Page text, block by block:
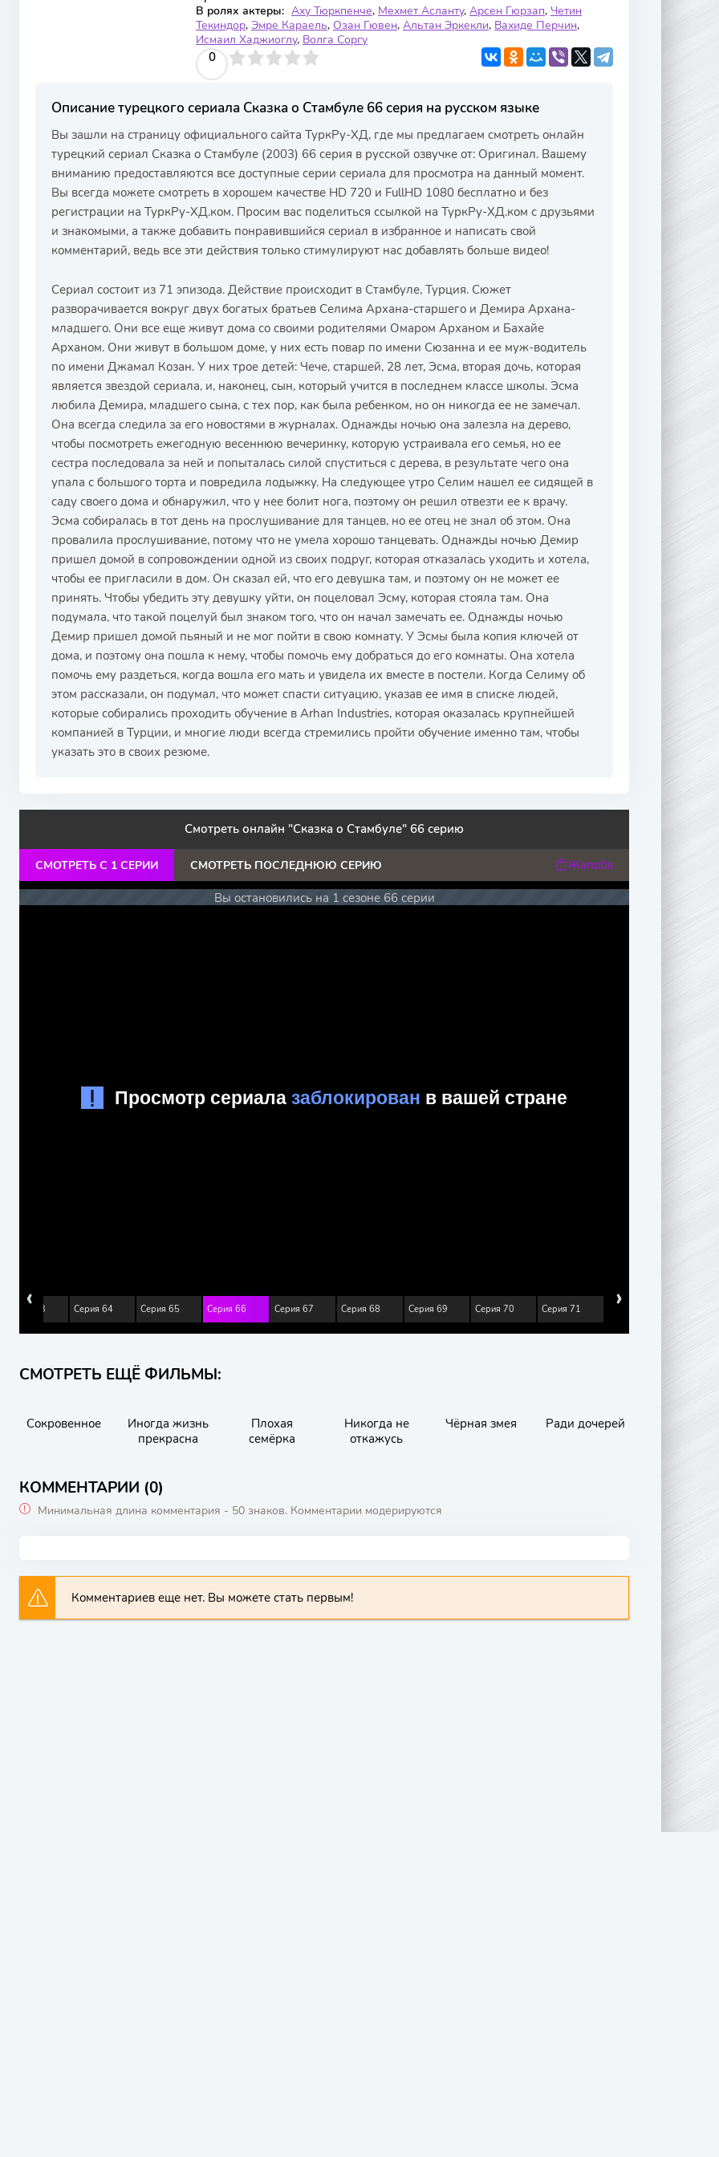
В ролях актеры: Аху Тюркпенче, Мехмет Асланту, Арсен Гюрзап, Четин
Текиндор, Эмре Караель, Озан Гювен, Альтан Эркекли, Вахиде Перчин,
Исмаил Хаджиоглу, Волга Соргу
0
4 5
Описание турецкого сериала Сказка о Стамбуле 66 серия на русском языке
Вы зашли на страницу официального сайта ТуркРу-ХД, где мы предлагаем смотреть онлайн
турецкий сериал Сказка о Стамбуле (2003) 66 серия в русской озвучке от: Оригинал. Вашему
вниманию предоставляются все доступные серии сериала для просмотра на данный момент.
Вы всегда можете смотреть в хорошем качестве HD 720 и FullHD 1080 бесплатно и без
регистрации на ТуркРу-ХД.ком. Просим вас поделиться ссылкой на ТуркРу-ХД.ком с друзьями
и знакомыми, а также добавить понравившийся сериал в избранное и написать свой
комментарий, ведь все эти действия только стимулируют нас добавлять больше видео!
Сериал состоит из 71 эпизода. Действие происходит в Стамбуле, Турция. Сюжет
разворачивается вокруг двух богатых братьев Селима Архана-старшего и Демира Архана-
младшего. Они все еще живут дома со своими родителями Омаром Арханом и Бахайе
Арханом. Они живут в большом доме, у них есть повар по имени Сюзанна и ее муж-водитель
по имени Джамал Козан. У них трое детей: Чече, старшей, 28 лет, Эсма, вторая дочь, которая
является звездой сериала, и, наконец, сын, который учится в последнем классе школы. Эсма
любила Демира, младшего сына, с тех пор, как была ребенком, но он никогда ее не замечал.
Она всегда следила за его новостями в журналах. Однажды ночью она залезла на дерево,
чтобы посмотреть ежегодную весеннюю вечеринку, которую устраивала его семья, но ее
сестра последовала за ней и попыталась силой спуститься с дерева, в результате чего она
упала с большого торта и повредила лодыжку. На следующее утро Селим нашел ее сидящей в
саду своего дома и обнаружил, что у нее болит нога, поэтому он решил отвезти ее к врачу.
Эсма собиралась в тот день на прослушивание для танцев, но ее отец не знал об этом. Она
провалила прослушивание, потому что не умела хорошо танцевать. Однажды ночью Демир
пришел домой в сопровождении одной из своих подруг, которая отказалась уходить и хотела,
чтобы ее пригласили в дом. Он сказал ей, что его девушка там, и поэтому он не может ее
принять. Чтобы убедить эту девушку уйти, он поцеловал Эсму, которая стояла там. Она
подумала, что такой поцелуй был знаком того, что он начал замечать ее. Однажды ночью
Демир пришел домой пьяный и не мог пойти в свою комнату. У Эсмы была копия ключей от
дома, и поэтому она пошла к нему, чтобы помочь ему добраться до его комнаты. Она хотела
помочь ему раздеться, когда вошла его мать и увидела их вместе в постели. Когда Селиму об
этом рассказали, он подумал, что может спасти ситуацию, указав ее имя в списке людей,
которые собирались проходить обучение в Arhan Industries, которая оказалась крупнейшей
компанией в Турции, и многие люди всегда стремились пройти обучение именно там, чтобы
указать это в своих резюме.
Смотреть онлайн "Сказка о Стамбуле" 66 серию
СМОТРЕТЬ С 1 СЕРИИ СМОТРЕТЬ ПОСЛЕДНЮЮ СЕРИЮ Жалоба
Вы остановились на 1 сезоне 66 серии
‹
Серия 63 Серия 64 Серия 65 Серия 66 Серия 67 Серия 68 Серия 69 Серия 70 Серия 71 ›
СМОТРЕТЬ ЕЩЁ ФИЛЬМЫ:
Сокровенное
Иногда жизнь
прекрасна
Плохая
семёрка
Никогда не
откажусь
Чёрная змея Ради дочерей
КОММЕНТАРИИ (0)
Минимальная длина комментария - 50 знаков. Комментарии модерируются
Комментариев еще нет. Вы можете стать первым!